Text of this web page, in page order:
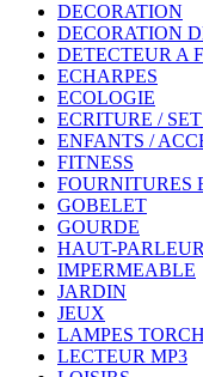
DECORATION
DECORATION
DETECTEUR A
ECHARPES
ECOLOGIE
ECRITURE /
ENFANTS /
FITNESS
FOURNITURES
GOBELET
GOURDE
HAUT-
IMPERMEABLE
JARDIN
JEUX
LAMPES
LECTEUR MP3